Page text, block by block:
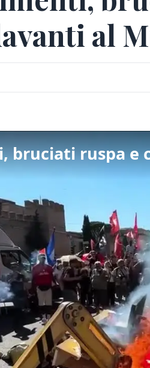
al
bruciati ruspa